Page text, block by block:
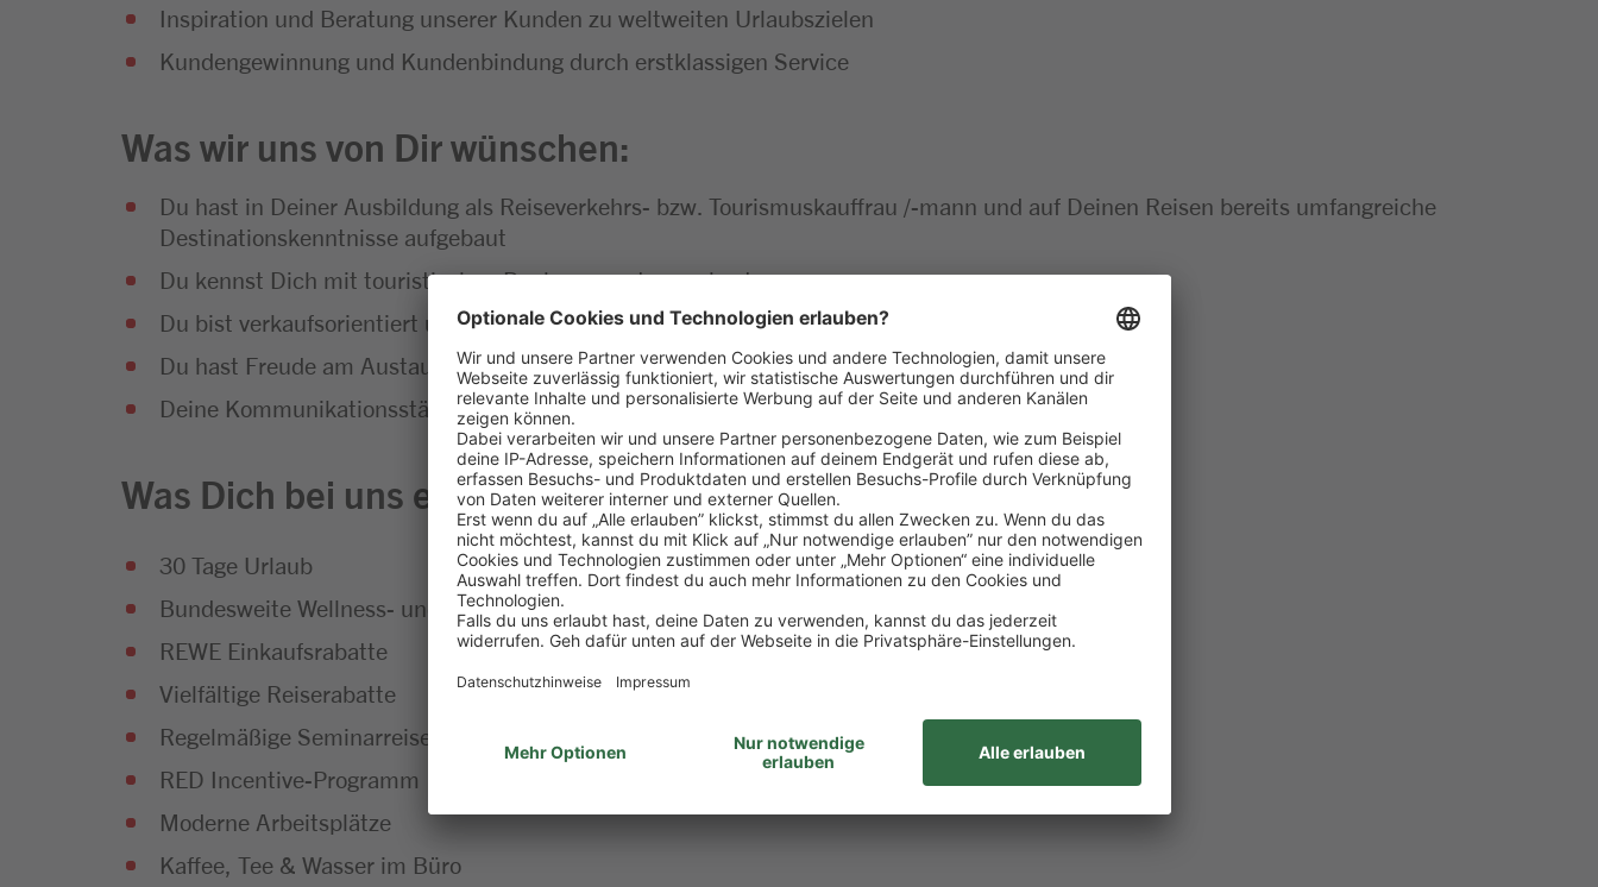
Inspiration und Beratung unserer Kunden zu weltweiten Urlaubszielen
Kundengewinnung und Kundenbindung durch erstklassigen Service
Was wir uns von Dir wünschen:
Du hast in Deiner Ausbildung als Reiseverkehrs- bzw. Tourismuskauffrau /-mann und auf Deinen Reisen bereits umfangreiche
Destinationskenntnisse aufgebaut
Du kennst Dich mit touristischen Buchungssystemen bestens aus
Du bist verkaufsorientiert und hast Spaß am Thema Reisen
Du hast Freude am Austausch und Umgang mit Menschen
Deine Kommunikationsstärke überzeugt und begeistert
Was Dich bei uns erwartet:
30 Tage Urlaub
Bundesweite Wellness- und Fitnessangebote
REWE Einkaufsrabatte
Vielfältige Reiserabatte
Regelmäßige Seminarreisen
RED Incentive-Programm
Moderne Arbeitsplätze
Kaffee, Tee & Wasser im Büro